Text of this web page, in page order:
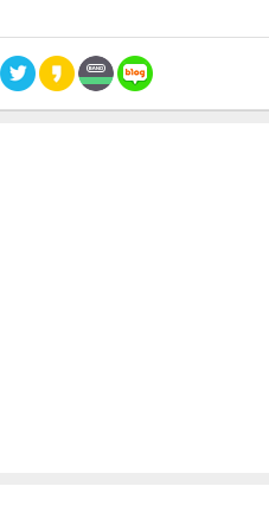
터 공 공유 버블
달기